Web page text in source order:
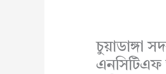
চুয়াডাঙ্গা
এনসিটিএফ